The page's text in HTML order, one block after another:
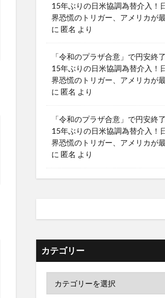
15年ぶりの日米協調為替介入！
界恐慌のトリガー、アメリカが
に 匿名 より
「令和のプラザ合意」で円安終
15年ぶりの日米協調為替介入！
界恐慌のトリガー、アメリカが
に 匿名 より
「令和のプラザ合意」で円安終
15年ぶりの日米協調為替介入！
界恐慌のトリガー、アメリカが
に 匿名 より
カテゴリー